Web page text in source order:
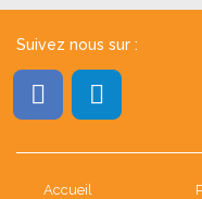
Suivez nous sur :
Accueil